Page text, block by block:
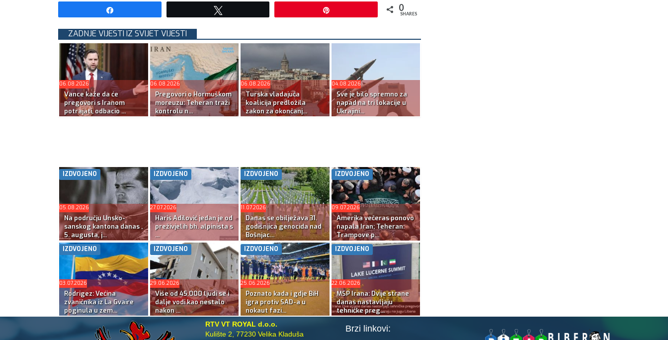
0
SHARES
ZADNJE VIJESTI IZ SVIJET VIJESTI
06.08.2026
Vance kaže da će
pregovori s Iranom
potrajati, odbacio ...
06.08.2026
Pregovori o Hormuškom
moreuzu: Teheran traži
kontrolu n...
06.08.2026
Turska vladajuća
koalicija predložila
zakon za okončanj...
04.08.2026
Sve je bilo spremno za
napad na tri lokacije u
Ukrajini...
IZDVOJENO
05.08.2026
Na području Unsko-
sanskog kantona danas ,
5. augusta, j...
IZDVOJENO
27.07.2026
Haris Adilović jedan je od
preživjelih bh. alpinista s
...
IZDVOJENO
11.07.2026
Danas se obilježava 31.
godišnjica genocida nad
Bošnjac...
IZDVOJENO
09.07.2026
Amerika večeras ponovo
napala Iran; Teheran:
Trampove p...
IZDVOJENO
03.07.2026
Rodrigez: Većina
zvaničnika iz La Gvaire
poginula u zem...
IZDVOJENO
29.06.2026
Više od 45.000 ljudi se i
dalje vodi kao nestalo
nakon ...
IZDVOJENO
25.06.2026
Poznato kada i gdje BiH
igra protiv SAD-a u
nokaut fazi...
IZDVOJENO
22.06.2026
MSP Irana: Dvije strane
danas nastavljaju
tehničke preg...
RTV VT ROYAL d.o.o.
Kulište 2, 77230 Velika Kladuša
Brzi linkovi: